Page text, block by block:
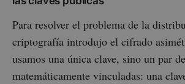
Para resolver el problema de la
criptografía introdujo el cifrado
usamos una única clave, sino un par
matemáticamente vinculadas: una